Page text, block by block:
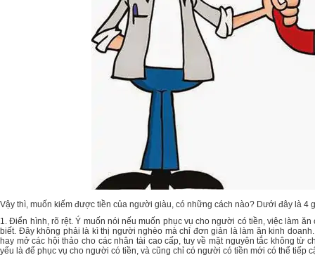
Vậy thì, muốn kiếm được tiền của người giàu, có những cách nào? Dưới đây là 4
1. Điển hình, rõ rệt. Ý muốn nói nếu muốn phục vụ cho người có tiền, việc làm
biết. Đây không phải là kì thị người nghèo mà chỉ đơn giản là làm ăn kinh
hay mở các hội thảo cho các nhân tài cao cấp, tuy về mặt nguyên tắc không
yếu là để phục vụ cho người có tiền, và cũng chỉ có người có tiền mới có thể tiếp